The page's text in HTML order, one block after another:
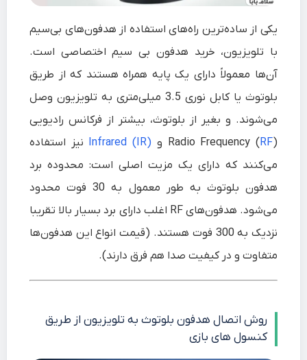
یکی از ساده‌ترین راه‌های استفاده از هدفون‌های بی‌سیم
با تلویزیون، خرید هدفون بی سیم اختصاصی است.
آن‌ها معمولاً دارای یک پایه همراه هستند که از طریق
بلوتوث یا کابل نوری 3.5 میلی‌متری به تلویزیون وصل
می‌شوند. و بغیر از بلوتوث، بیشتر از فرکانس رادیویی
(Radio Frequency (
RF و (Infrared (IR
نیز استفاده
می‌کنند که دارای یک مزیت اصلی است: محدوده برد
هدفون بلوتوث به طور معمول به 30 فوت محدود
می‌شود. هدفون‌های RF اغلب دارای برد بسیار بالا تقریبا
نزدیک به 300 فوت هستند. (قیمت انواع این هدفون‌ها
متفاوت و در کیفیت صدا هم فرق دارند).
روش اتصال هدفون بلوتوث به تلویزیون از طریق
کنسول های بازی